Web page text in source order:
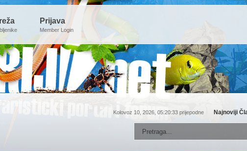
Prijava
Member Login
Kolovoz 10, 2026, 05:20:33 prijepodne Najnoviji